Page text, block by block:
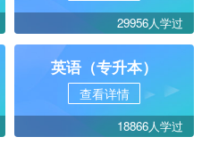
29956人学过
英语（专升本）
查看详情
18866人学过